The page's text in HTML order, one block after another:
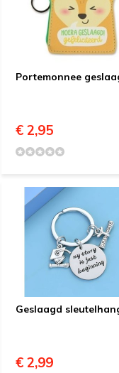
Portemonnee
€ 2,95
Geslaagd
€ 2,99